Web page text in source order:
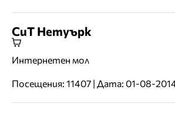
СиТ Нетуърк
Интернетен мол
Посещения: 11407 | Дата: 01-08-